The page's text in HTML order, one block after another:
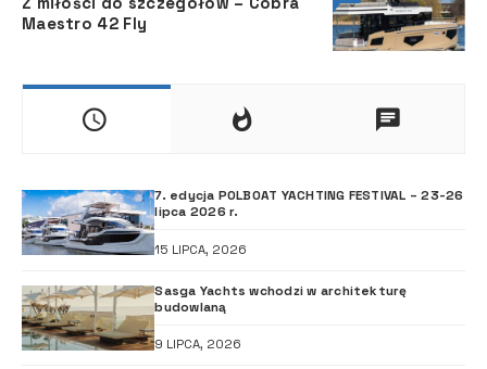
Maestro 42 Fly
7. edycja POLBOAT YACHTING FESTIVAL – 23-26
lipca 2026 r.
15 LIPCA, 2026
Sasga Yachts wchodzi w architekturę
budowlaną
9 LIPCA, 2026